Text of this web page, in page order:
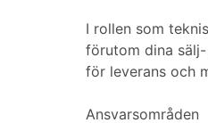
I rollen som
förutom dina
för leverans och
Ansvarsområden